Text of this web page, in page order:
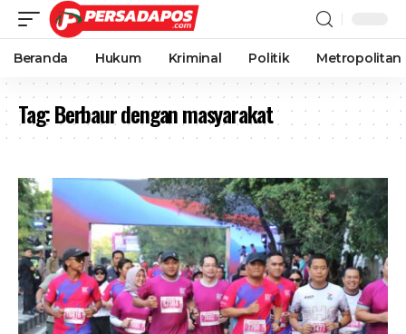
Beranda Hukum Kriminal Politik Metropolitan
Tag:Berbaur dengan masyarakat